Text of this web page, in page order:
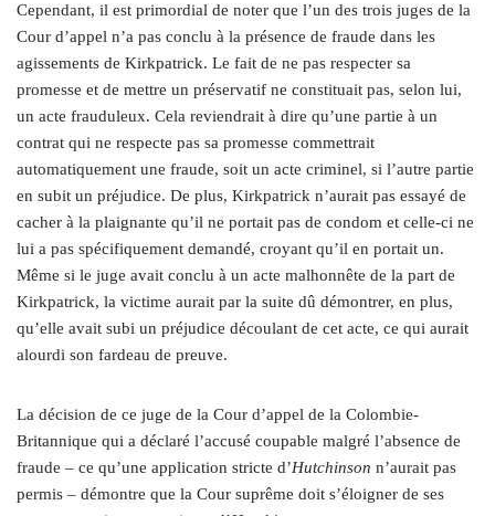
Cependant, il est primordial de noter que l’un des trois juges de la
Cour d’appel n’a pas conclu à la présence de fraude dans les
agissements de Kirkpatrick. Le fait de ne pas respecter sa
promesse et de mettre un préservatif ne constituait pas, selon lui,
un acte frauduleux. Cela reviendrait à dire qu’une partie à un
contrat qui ne respecte pas sa promesse commettrait
automatiquement une fraude, soit un acte criminel, si l’autre partie
en subit un préjudice. De plus, Kirkpatrick n’aurait pas essayé de
cacher à la plaignante qu’il ne portait pas de condom et celle-ci ne
lui a pas spécifiquement demandé, croyant qu’il en portait un.
Même si le juge avait conclu à un acte malhonnête de la part de
Kirkpatrick, la victime aurait par la suite dû démontrer, en plus,
qu’elle avait subi un préjudice découlant de cet acte, ce qui aurait
alourdi son fardeau de preuve.
La décision de ce juge de la Cour d’appel de la Colombie-
Britannique qui a déclaré l’accusé coupable malgré l’absence de
fraude – ce qu’une application stricte d’Hutchinson n’aurait pas
permis – démontre que la Cour suprême doit s’éloigner de ses